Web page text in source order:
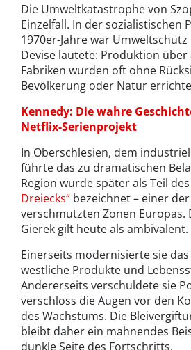
Die Umweltkatastrophe von
Einzelfall. In der sozialistischen
1970er-Jahre war
Devise lautete: Produktion über
Fabriken wurden oft ohne
Bevölkerung oder Natur
Kennedy: Die wahre
Netflix-Serienprojekt
In Oberschlesien, dem
führte das zu dramatischen
Region wurde später als Teil des
Dreiecks“ bezeichnet – einer
verschmutzten Zonen Europas.
Gierek gilt heute als ambivalent.
Einerseits modernisierte sie
westliche Produkte und
Andererseits verschuldete sie
verschloss die Augen vor den
des Wachstums. Die
bleibt daher ein mahnendes
dunkle Seite des Fortschritts.